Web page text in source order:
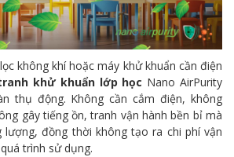
không khí hoặc máy khử khuẩn cần điện
khử khuẩn lớp học Nano AirPurity
thụ động. Không cần cắm điện, không
gây tiếng ồn, tranh vận hành bền bỉ mà
lượng, đồng thời không tạo ra chi phí vận
trình sử dụng.